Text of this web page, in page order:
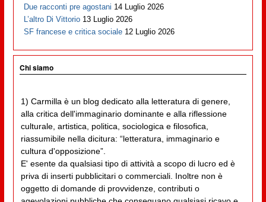
Due racconti pre agostani 14 Luglio 2026
L’altro Di Vittorio 13 Luglio 2026
SF francese e critica sociale 12 Luglio 2026
Chi siamo
1) Carmilla è un blog dedicato alla letteratura di genere,
alla critica dell'immaginario dominante e alla riflessione
culturale, artistica, politica, sociologica e filosofica,
riassumibile nella dicitura: “letteratura, immaginario e
cultura d'opposizione”.
E' esente da qualsiasi tipo di attività a scopo di lucro ed è
priva di inserti pubblicitari o commerciali. Inoltre non è
oggetto di domande di provvidenze, contributi o